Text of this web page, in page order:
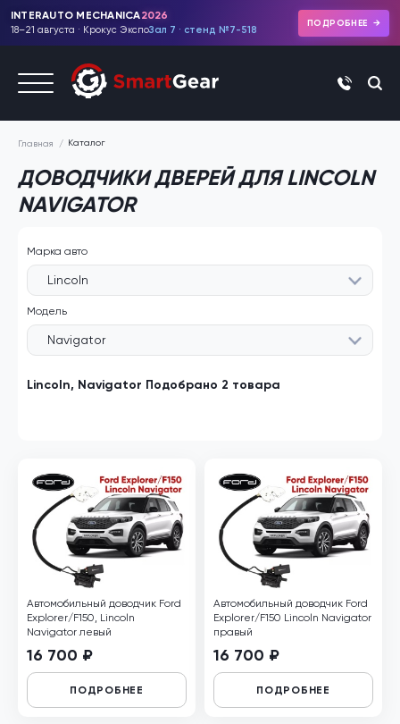
INTERAUTO MECHANICA2026
18–21 августа · Крокус ЭкспоЗал 7 · стенд №7-518
ПОДРОБНЕЕ
+7 (495)
Главная Каталог
ДОВОДЧИКИ ДВЕРЕЙ ДЛЯ LINCOLN
NAVIGATOR
Марка авто
Lincoln
Модель
Navigator
Lincoln, Navigator Подобрано 2 товара
Автомобильный доводчик Ford
Explorer/F150, Lincoln
Navigator левый
16 700 ₽
ПОДРОБНЕЕ
Автомобильный доводчик Ford
Explorer/F150 Lincoln Navigator
правый
16 700 ₽
ПОДРОБНЕЕ